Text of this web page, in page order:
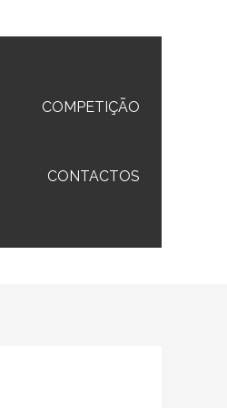
COMPETIÇÃO
CONTACTOS